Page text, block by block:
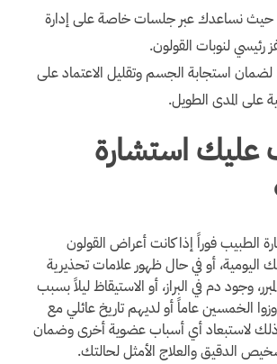
حيث نساعدك عبر جلسات خاصة على إدارة
رئيسي لنوبات القولون.
لضمان استجابة الجسم وتقليل الاعتماد على
على المدى الطويل.
استشارة
الطبيب فوراً إذا كانت أعراض القولون
اليومية، أو في حال ظهور علامات تحذيرية
وجود دم في البراز، أو الاستيقاظ ليلاً بسبب
الخمسين عاماً أو لديهم تاريخ عائلي مع
وذلك لاستبعاد أي أسباب عضوية أخرى وضمان
الدقيق والعلاج الأمثل لحالتك.